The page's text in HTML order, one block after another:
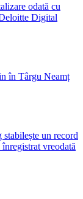
odată cu
Digital
în Târgu Neamț
un record
vreodată